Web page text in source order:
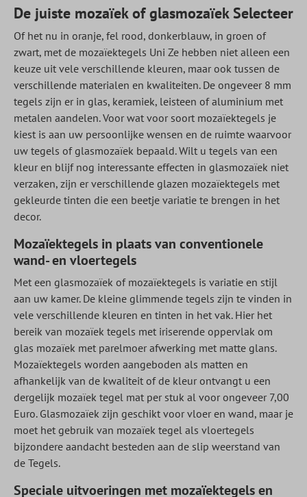
De juiste mozaïek of glasmozaïek Selecteer
Of het nu in oranje, fel rood, donkerblauw, in groen of
zwart, met de mozaïektegels Uni Ze hebben niet alleen een
keuze uit vele verschillende kleuren, maar ook tussen de
verschillende materialen en kwaliteiten. De ongeveer 8 mm
tegels zijn er in glas, keramiek, leisteen of aluminium met
metalen aandelen. Voor wat voor soort mozaïektegels je
kiest is aan uw persoonlijke wensen en de ruimte waarvoor
uw tegels of glasmozaïek bepaald. Wilt u tegels van een
kleur en blijf nog interessante effecten in glasmozaïek niet
verzaken, zijn er verschillende glazen mozaïektegels met
gekleurde tinten die een beetje variatie te brengen in het
decor.
Mozaïektegels in plaats van conventionele
wand- en vloertegels
Met een glasmozaïek of mozaïektegels is variatie en stijl
aan uw kamer. De kleine glimmende tegels zijn te vinden in
vele verschillende kleuren en tinten in het vak. Hier het
bereik van mozaïek tegels met iriserende oppervlak om
glas mozaïek met parelmoer afwerking met matte glans.
Mozaïektegels worden aangeboden als matten en
afhankelijk van de kwaliteit of de kleur ontvangt u een
dergelijk mozaïek tegel mat per stuk al voor ongeveer 7,00
Euro. Glasmozaïek zijn geschikt voor vloer en wand, maar je
moet het gebruik van mozaïek tegel als vloertegels
bijzondere aandacht besteden aan de slip weerstand van
de Tegels.
Speciale uitvoeringen met mozaïektegels en